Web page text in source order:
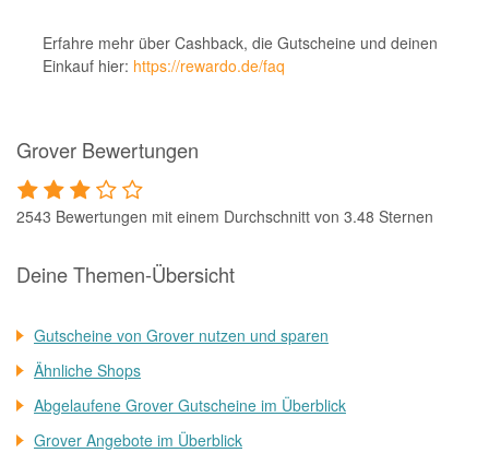
Erfahre mehr über Cashback, die Gutscheine und deinen
Einkauf hier: https://rewardo.de/faq
Grover Bewertungen
2543 Bewertungen mit einem Durchschnitt von 3.48 Sternen
Deine Themen-Übersicht
Gutscheine von Grover nutzen und sparen
Ähnliche Shops
Abgelaufene Grover Gutscheine im Überblick
Grover Angebote im Überblick